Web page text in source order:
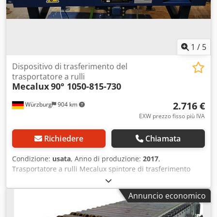
Saremo lieti di assistervi nella pianificazione e
realizzazione dei vostri progetti. Attendiamo con piacere
1 / 5
Würzburg 904 km
Dispositivo di trasferimento del
trasportatore a rulli
Mecalux90° 1050-815-730
2.716 €
EXW prezzo fisso più IVA
Richiedere Chiamata
Condizione: usata, Anno di produzione: 2017,
Trasportatore a rulli Mecalux spintore di trasferimento
spintore di trasferimento 90° 1050-815-730 RA1914 Marca:
Mecalux Senso di marcia: entrambe le direzioni Larghezza
dei rulli (RB): 730 mm Larghezza nominale/esterna della
rulliera (NB): 745 mm Larghezza totale: 815 mm
Annuncio economico